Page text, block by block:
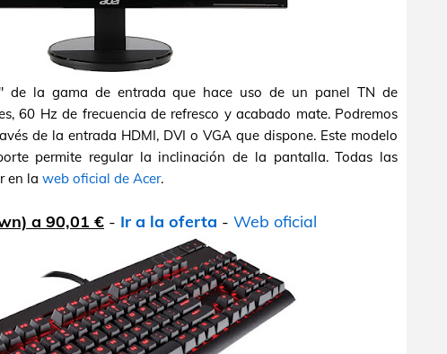
de la gama de entrada que hace uso de un panel TN de
60 Hz de frecuencia de refresco y acabado mate. Podremos
de la entrada HDMI, DVI o VGA que dispone. Este modelo
permite regular la inclinación de la pantalla. Todas las
en la web oficial de Acer.
a 90,01 € - Ir a la oferta - Web oficial